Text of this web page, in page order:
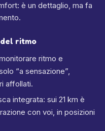
è un dettaglio, ma fa
ritmo
ritmo e
“a sensazione”,
affollati.
integrata: sui 21 km è
con voi, in posizioni